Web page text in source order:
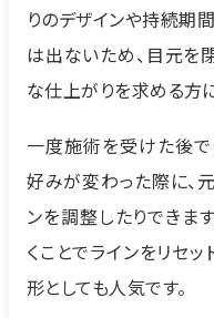
りのデザインや持続期
は出ないため、目元を
な仕上がりを求める方
一度施術を受けた後で
好みが変わった際に、
ンを調整したりできま
くことでラインをリセ
形としても人気です。